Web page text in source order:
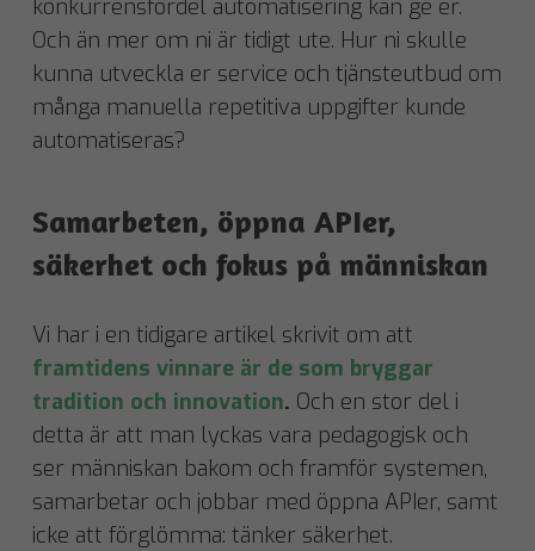
konkurrensfördel automatisering kan ge er.
Och än mer om ni är tidigt ute. Hur ni skulle
kunna utveckla er service och tjänsteutbud om
många manuella repetitiva uppgifter kunde
automatiseras?
Samarbeten, öppna APIer,
säkerhet och fokus på människan
Vi har i en tidigare artikel skrivit om att
framtidens vinnare är de som bryggar
tradition och innovation. Och en stor del i
detta är att man lyckas vara pedagogisk och
ser människan bakom och framför systemen,
samarbetar och jobbar med öppna APIer, samt
icke att förglömma: tänker säkerhet.